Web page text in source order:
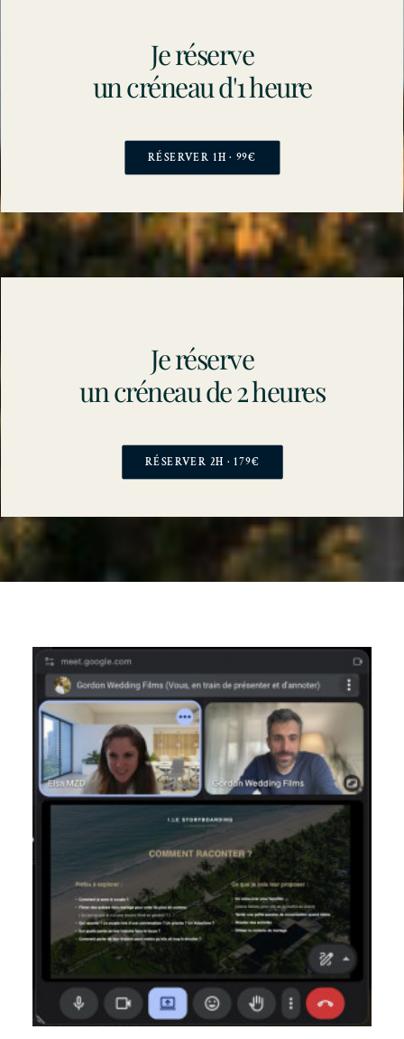
Je réserve
un créneau d'1 heure
RÉSERVER 1H · 99€
Je réserve
un créneau de 2 heures
RÉSERVER 2H · 179€